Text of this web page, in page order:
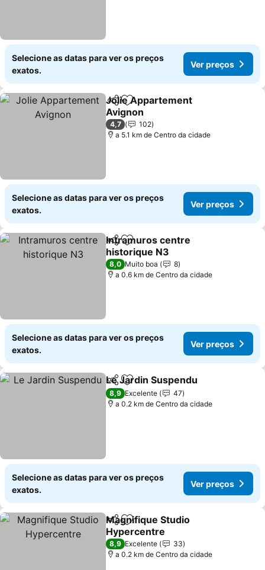
Selecione as datas para ver os preços
exatos.
Ver preços
PartilharAdicionar aos favoritos
Jolie Appartement
Avignon
Ver preços
4,7
102
a 5.1 km de Centro da cidade
Selecione as datas para ver os preços
exatos.
Ver preços
PartilharAdicionar aos favoritos
Intramuros centre
historique N3
Ver preços
8,0 Muito boa
8
a 0.6 km de Centro da cidade
Selecione as datas para ver os preços
exatos.
Ver preços
PartilharAdicionar aos favoritos
Le Jardin Suspendu
8,9 Excelente
47
a 0.2 km de Centro da cidade
Selecione as datas para ver os preços
exatos.
Ver preços
PartilharAdicionar aos favoritos
Magnifique Studio
Hypercentre
Ver preços
8,9 Excelente
33
a 0.2 km de Centro da cidade